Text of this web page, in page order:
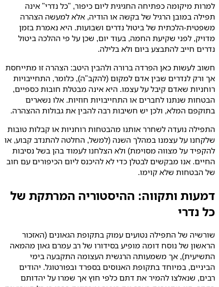
למרות מיקומה כפתיחה החגיגית ליום כיפור, "כל נדרי" אינה
תפילה במובן הרגיל של בקשה או הודיה, אלא למעשה הצהרה
משפטית-הלכתית של ביטול נדרים ושבועות. היא נאמרת בזמן
מדויק, לפני שקיעת החמה, בעוד יום, שכן על פי ההלכה ביטול
נדרים חייב להתבצע ביום ולא בלילה.
חשוב לעשות כאן הפרדה ברורה ולהבין היטב: הצהרה זו מתייחסת
אך ורק לנדרים שבין אדם למקום (להקב"ה), כלומר, התחייבויות
רוחניות שאדם קיבל על עצמו. היא אינה מבטלת חובות כספיים,
הבטחות שנתנו לחברים או התחייבויות חוזיות. אלו נשארים
בתוקפם המלא, ולכן יש חשיבות רבה להבין את גבולות ההצהרה.
התפילה נועדה לשחרר אותנו מהבטחות רוחניות או קבלות טובות
שלקחנו על עצמנו במהלך השנה (למשל, החלטה להתנדב קבוע, או
להקפיד על מצווה מסוימת) ולא הצלחנו לעמוד בהן בשל נסיבות
החיים. אנו מבקשים לבטלן כדי לא להיכנס ליום הכיפורים עם חוב
של הבטחות שלא קוימו.
דמעות ותקווה: ההיסטוריה המרתקת של
כל נדרי
שורשיה של התפילה נטועים עמוק בתקופת הגאונים (האזכור
הראשון של נוסח דומה מופיע בסידורו של רב עמרם גאון מהמאה
התשיעית), אך משמעותה הרגשית העצומה התקבעה בימי
הביניים, במיוחד בתקופת האנוסים בספרד ובפורטוגל. יהודים
רבים, שנאלצו להמיר את דתם כלפי חוץ אך שמרו על יהדותם